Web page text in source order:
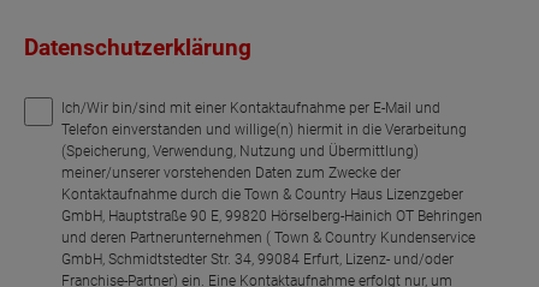
Datenschutzerklärung
Ich/Wir bin/sind mit einer Kontaktaufnahme per E-Mail und
Telefon einverstanden und willige(n) hiermit in die Verarbeitung
(Speicherung, Verwendung, Nutzung und Übermittlung)
meiner/unserer vorstehenden Daten zum Zwecke der
Kontaktaufnahme durch die Town & Country Haus Lizenzgeber
GmbH, Hauptstraße 90 E, 99820 Hörselberg-Hainich OT Behringen
und deren Partnerunternehmen ( Town & Country Kundenservice
GmbH, Schmidtstedter Str. 34, 99084 Erfurt, Lizenz- und/oder
Franchise-Partner) ein. Eine Kontaktaufnahme erfolgt nur, um